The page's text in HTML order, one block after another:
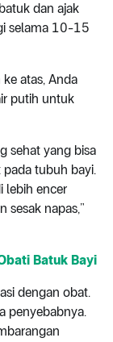
dan ajak
selama 10-15
atas, Anda
putih untuk
sehat yang bisa
tubuh bayi.
lebih encer
sesak napas,”
Batuk Bayi
dengan obat.
penyebabnya.